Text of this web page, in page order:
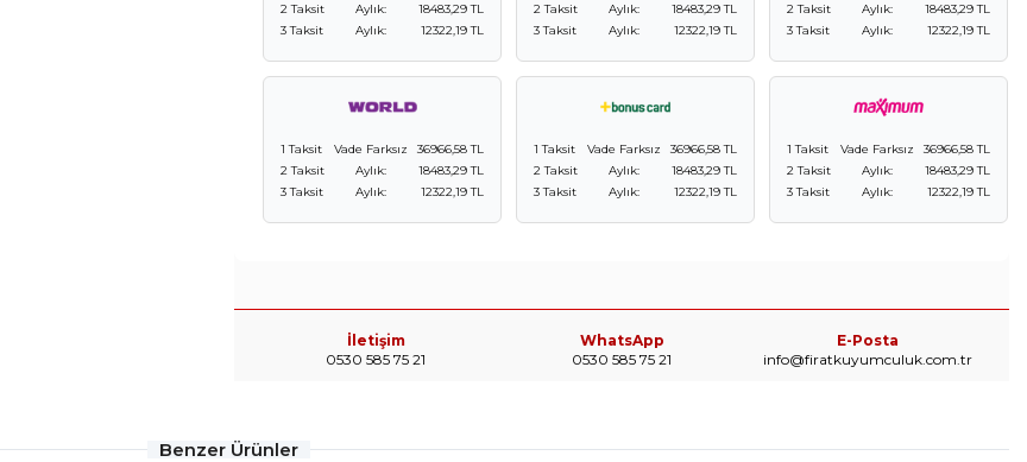
2 Taksit
Aylık:
18483,29 TL
3 Taksit
Aylık: 12322,19 TL
2 Taksit
Aylık:
18483,29 TL
3 Taksit
Aylık: 12322,19 TL
2 Taksit
Aylık:
18483,29 TL
3 Taksit
Aylık: 12322,19 TL
1 Taksit Vade Farksız
36966,58 TL
2 Taksit
Aylık:
18483,29 TL
3 Taksit
Aylık: 12322,19 TL
1 Taksit Vade Farksız
36966,58 TL
2 Taksit
Aylık:
18483,29 TL
3 Taksit
Aylık: 12322,19 TL
1 Taksit Vade Farksız
36966,58 TL
2 Taksit
Aylık:
18483,29 TL
3 Taksit
Aylık: 12322,19 TL
İletişim
0530 585 75 21
WhatsApp
0530 585 75 21
E-Posta
info@firatkuyumculuk.com.tr
Benzer Ürünler